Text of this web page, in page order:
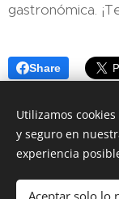
gastronómica.
Share
Página realizada
Utilizamos
y seguro en
experiencia
Aceptar solo lo